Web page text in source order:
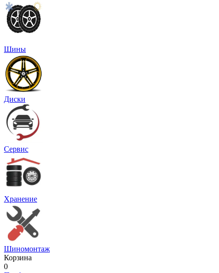
Шины
Диски
Сервис
Хранение
Шиномонтаж
Корзина
0